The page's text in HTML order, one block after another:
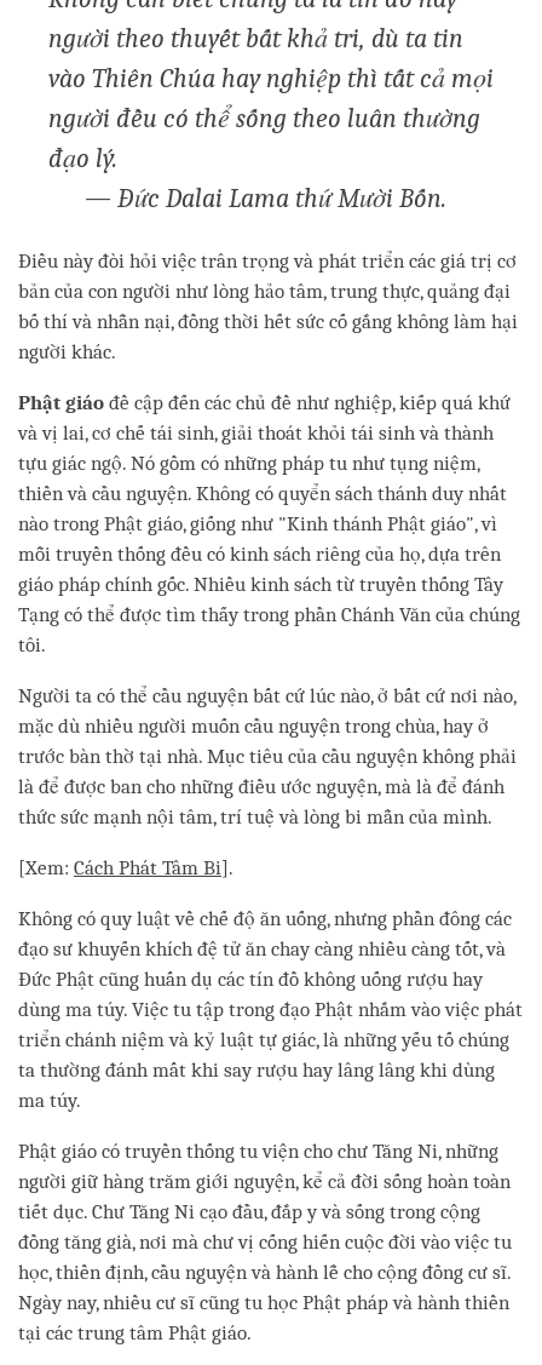
người theo thuyết bất khả tri, dù ta tin
vào Thiên Chúa hay nghiệp thì tất cả mọi
người đều có thể sống theo luân thường
đạo lý.
— Đức Dalai Lama thứ Mười Bốn.
Điều này đòi hỏi việc trân trọng và phát triển các giá trị cơ
bản của con người như lòng hảo tâm, trung thực, quảng đại
bố thí và nhẫn nại, đồng thời hết sức cố gắng không làm hại
người khác.
Phật giáo đề cập đến các chủ đề như nghiệp, kiếp quá khứ
và vị lai, cơ chế tái sinh, giải thoát khỏi tái sinh và thành
tựu giác ngộ. Nó gồm có những pháp tu như tụng niệm,
thiền và cầu nguyện. Không có quyển sách thánh duy nhất
nào trong Phật giáo, giống như "Kinh thánh Phật giáo", vì
mỗi truyền thống đều có kinh sách riêng của họ, dựa trên
giáo pháp chính gốc. Nhiều kinh sách từ truyền thống Tây
Tạng có thể được tìm thấy trong phần Chánh Văn của chúng
tôi.
Người ta có thể cầu nguyện bất cứ lúc nào, ở bất cứ nơi nào,
mặc dù nhiều người muốn cầu nguyện trong chùa, hay ở
trước bàn thờ tại nhà. Mục tiêu của cầu nguyện không phải
là để được ban cho những điều ước nguyện, mà là để đánh
thức sức mạnh nội tâm, trí tuệ và lòng bi mẫn của mình.
[Xem: Cách Phát Tâm Bi].
Không có quy luật về chế độ ăn uống, nhưng phần đông các
đạo sư khuyến khích đệ tử ăn chay càng nhiều càng tốt, và
Đức Phật cũng huấn dụ các tín đồ không uống rượu hay
dùng ma túy. Việc tu tập trong đạo Phật nhắm vào việc phát
triển chánh niệm và kỷ luật tự giác, là những yếu tố chúng
ta thường đánh mất khi say rượu hay lâng lâng khi dùng
ma túy.
Phật giáo có truyền thống tu viện cho chư Tăng Ni, những
người giữ hàng trăm giới nguyện, kể cả đời sống hoàn toàn
tiết dục. Chư Tăng Ni cạo đầu, đắp y và sống trong cộng
đồng tăng già, nơi mà chư vị cống hiến cuộc đời vào việc tu
học, thiền định, cầu nguyện và hành lễ cho cộng đồng cư sĩ.
Ngày nay, nhiều cư sĩ cũng tu học Phật pháp và hành thiền
tại các trung tâm Phật giáo.